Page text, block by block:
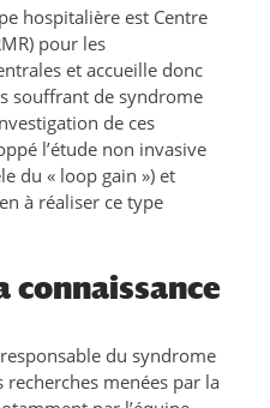
hospitalière est Centre
pour les
et accueille donc
souffrant de syndrome
de ces
l’étude non invasive
du « loop gain ») et
à réaliser ce type
connaissance
du syndrome
recherches menées par la